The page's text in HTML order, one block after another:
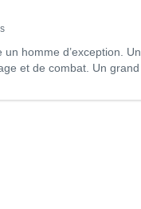
homme d’exception. Un
et de combat. Un grand